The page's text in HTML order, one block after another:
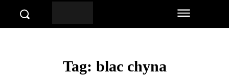
Tag: blac chyna